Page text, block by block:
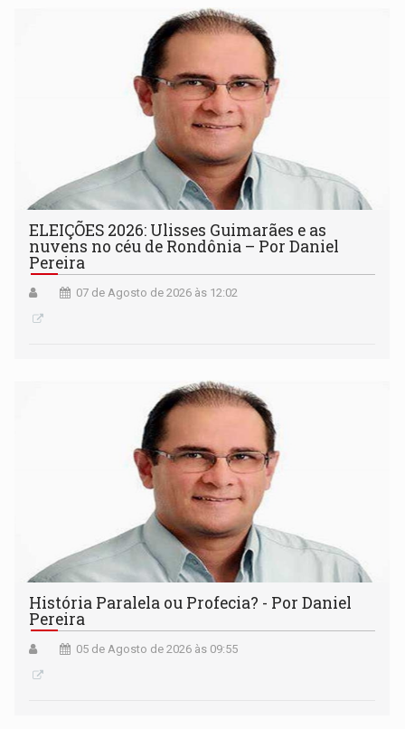
ELEIÇÕES 2026: Ulisses Guimarães e as
nuvens no céu de Rondônia – Por Daniel
Pereira
07 de Agosto de 2026 às 12:02
História Paralela ou Profecia? - Por Daniel
Pereira
05 de Agosto de 2026 às 09:55